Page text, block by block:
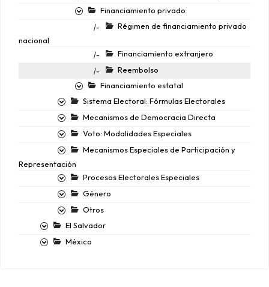
Financiamiento privado
|-
Régimen de financiamiento privado
nacional
|-
Financiamiento extranjero
|-
Reembolso
Financiamiento estatal
Sistema Electoral: Fórmulas Electorales
Mecanismos de Democracia Directa
Voto: Modalidades Especiales
Mecanismos Especiales de Participación y
Representación
Procesos Electorales Especiales
Género
Otros
El Salvador
México